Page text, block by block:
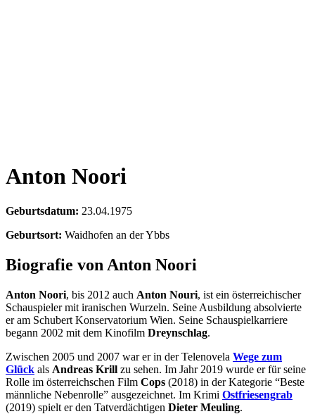
Anton Noori
Geburtsdatum: 23.04.1975
Geburtsort: Waidhofen an der Ybbs
Biografie von Anton Noori
Anton Noori, bis 2012 auch Anton Nouri, ist ein österreichischer
Schauspieler mit iranischen Wurzeln. Seine Ausbildung absolvierte
er am Schubert Konservatorium Wien. Seine Schauspielkarriere
begann 2002 mit dem Kinofilm Dreynschlag.
Zwischen 2005 und 2007 war er in der Telenovela Wege zum
Glück als Andreas Krill zu sehen. Im Jahr 2019 wurde er für seine
Rolle im österreichschen Film Cops (2018) in der Kategorie “Beste
männliche Nebenrolle” ausgezeichnet. Im Krimi Ostfriesengrab
(2019) spielt er den Tatverdächtigen Dieter Meuling.